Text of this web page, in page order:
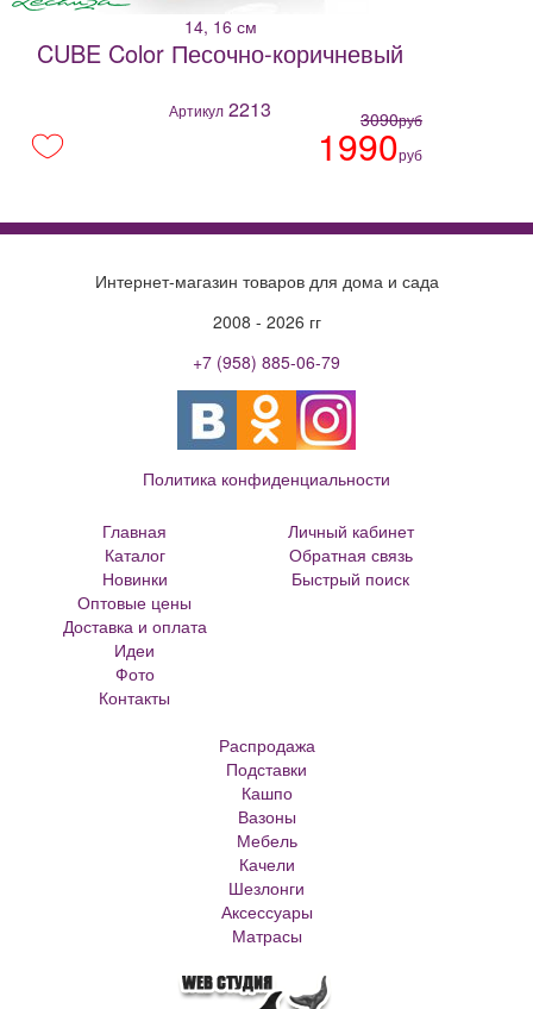
14, 16 см
CUBE Color Песочно-коричневый
Артикул 2213 3090руб
1990руб
Интернет-магазин товаров для дома и сада
2008 - 2026 гг
+7 (958) 885-06-79
Политика конфиденциальности
Главная
Каталог
Новинки
Оптовые цены
Доставка и оплата
Идеи
Фото
Контакты
Личный кабинет
Обратная связь
Быстрый поиск
Кашпо из ротанга
Матрасы Аскона
Кашпо металлическое
Кашпо для елки
Кашпо с самоливом
Кашпо с автополивом
Распродажа
Подставки
Кашпо
Вазоны
Мебель
Качели
Шезлонги
Аксессуары
Матрасы